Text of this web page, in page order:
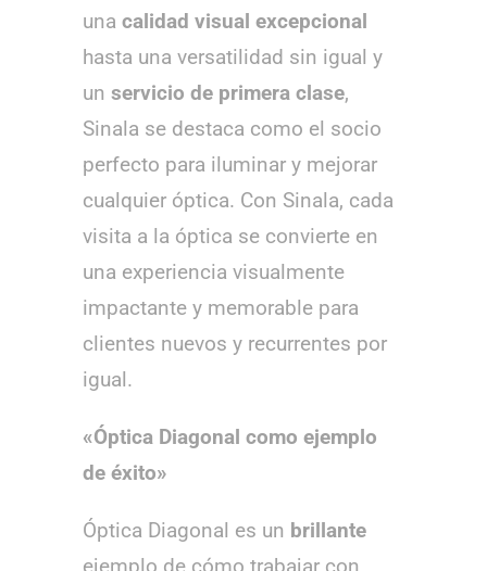
una calidad visual excepcional
hasta una versatilidad sin igual y
un servicio de primera clase,
Sinala se destaca como el socio
perfecto para iluminar y mejorar
cualquier óptica. Con Sinala, cada
visita a la óptica se convierte en
una experiencia visualmente
impactante y memorable para
clientes nuevos y recurrentes por
igual.
«Óptica Diagonal como ejemplo
de éxito»
Óptica Diagonal es un brillante